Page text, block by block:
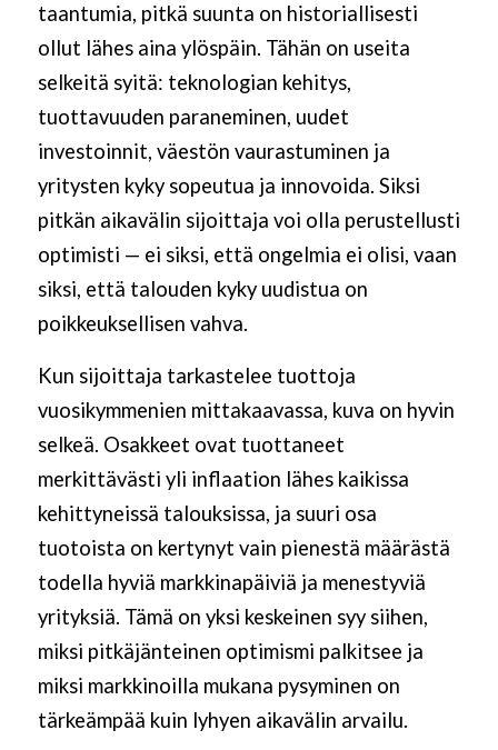
taantumia, pitkä suunta on historiallisesti
ollut lähes aina ylöspäin. Tähän on useita
selkeitä syitä: teknologian kehitys,
tuottavuuden paraneminen, uudet
investoinnit, väestön vaurastuminen ja
yritysten kyky sopeutua ja innovoida. Siksi
pitkän aikavälin sijoittaja voi olla perustellusti
optimisti — ei siksi, että ongelmia ei olisi, vaan
siksi, että talouden kyky uudistua on
poikkeuksellisen vahva.
Kun sijoittaja tarkastelee tuottoja
vuosikymmenien mittakaavassa, kuva on hyvin
selkeä. Osakkeet ovat tuottaneet
merkittävästi yli inflaation lähes kaikissa
kehittyneissä talouksissa, ja suuri osa
tuotoista on kertynyt vain pienestä määrästä
todella hyviä markkinapäiviä ja menestyviä
yrityksiä. Tämä on yksi keskeinen syy siihen,
miksi pitkäjänteinen optimismi palkitsee ja
miksi markkinoilla mukana pysyminen on
tärkeämpää kuin lyhyen aikavälin arvailu.